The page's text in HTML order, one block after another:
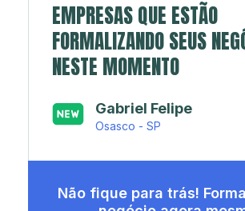
EMPRESAS QUE ESTÃO
FORMALIZANDO SEUS
NESTE MOMENTO
Japa’s açaí e
Rio de Janeiro - RJ
Não fique para trás!